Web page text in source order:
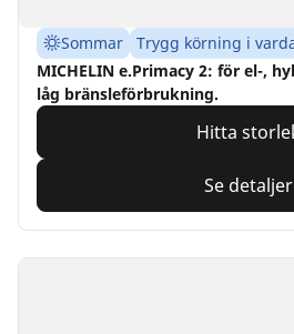
Sommar
Trygg körning i
MICHELIN e.Primacy 2: för el-,
låg bränsleförbrukning.
Hitta
Se detaljer